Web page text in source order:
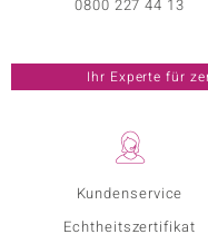
Kundenservice
Echtheitszertifikat
0800 227 44 13
Ihr Experte für